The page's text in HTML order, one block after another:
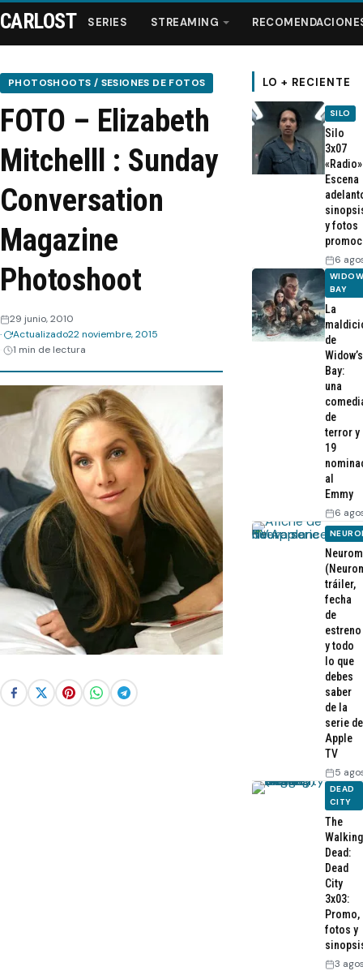
Series
Streaming
Recomendaciones
Videos
CARLOST SERIES STREAMING
PHOTOSHOOTS / SESIONES DE FOTOS
FOTO – Elizabeth
Mitchelll : Sunday
Conversation
Magazine
Photoshoot
29 junio, 2010
Actualizado22 noviembre, 2015
1 min de lectura
LO + RECIENTE
SILO
Silo
3x07
Escena
y fotos
6
BAY
La
de
Widow’s
Bay:
una
de
terror y
19
al
Emmy
6
tráiler,
fecha
de
estreno
y todo
lo que
debes
saber
de la
serie de
Apple
TV
5
DEAD
CITY
The
Walking
Dead:
Dead
City
3x03:
Promo,
fotos y
3